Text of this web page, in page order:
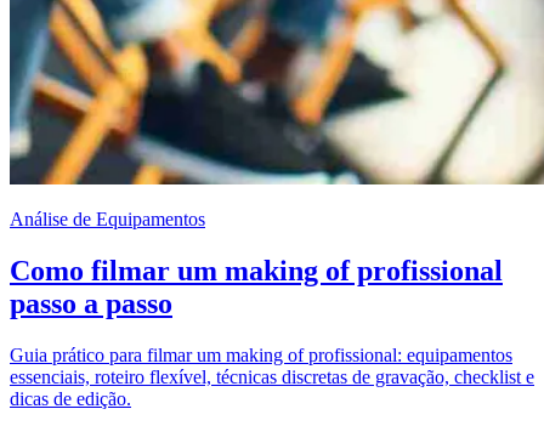
Análise de Equipamentos
Como filmar um making of profissional
passo a passo
Guia prático para filmar um making of profissional: equipamentos
essenciais, roteiro flexível, técnicas discretas de gravação, checklist e
dicas de edição.